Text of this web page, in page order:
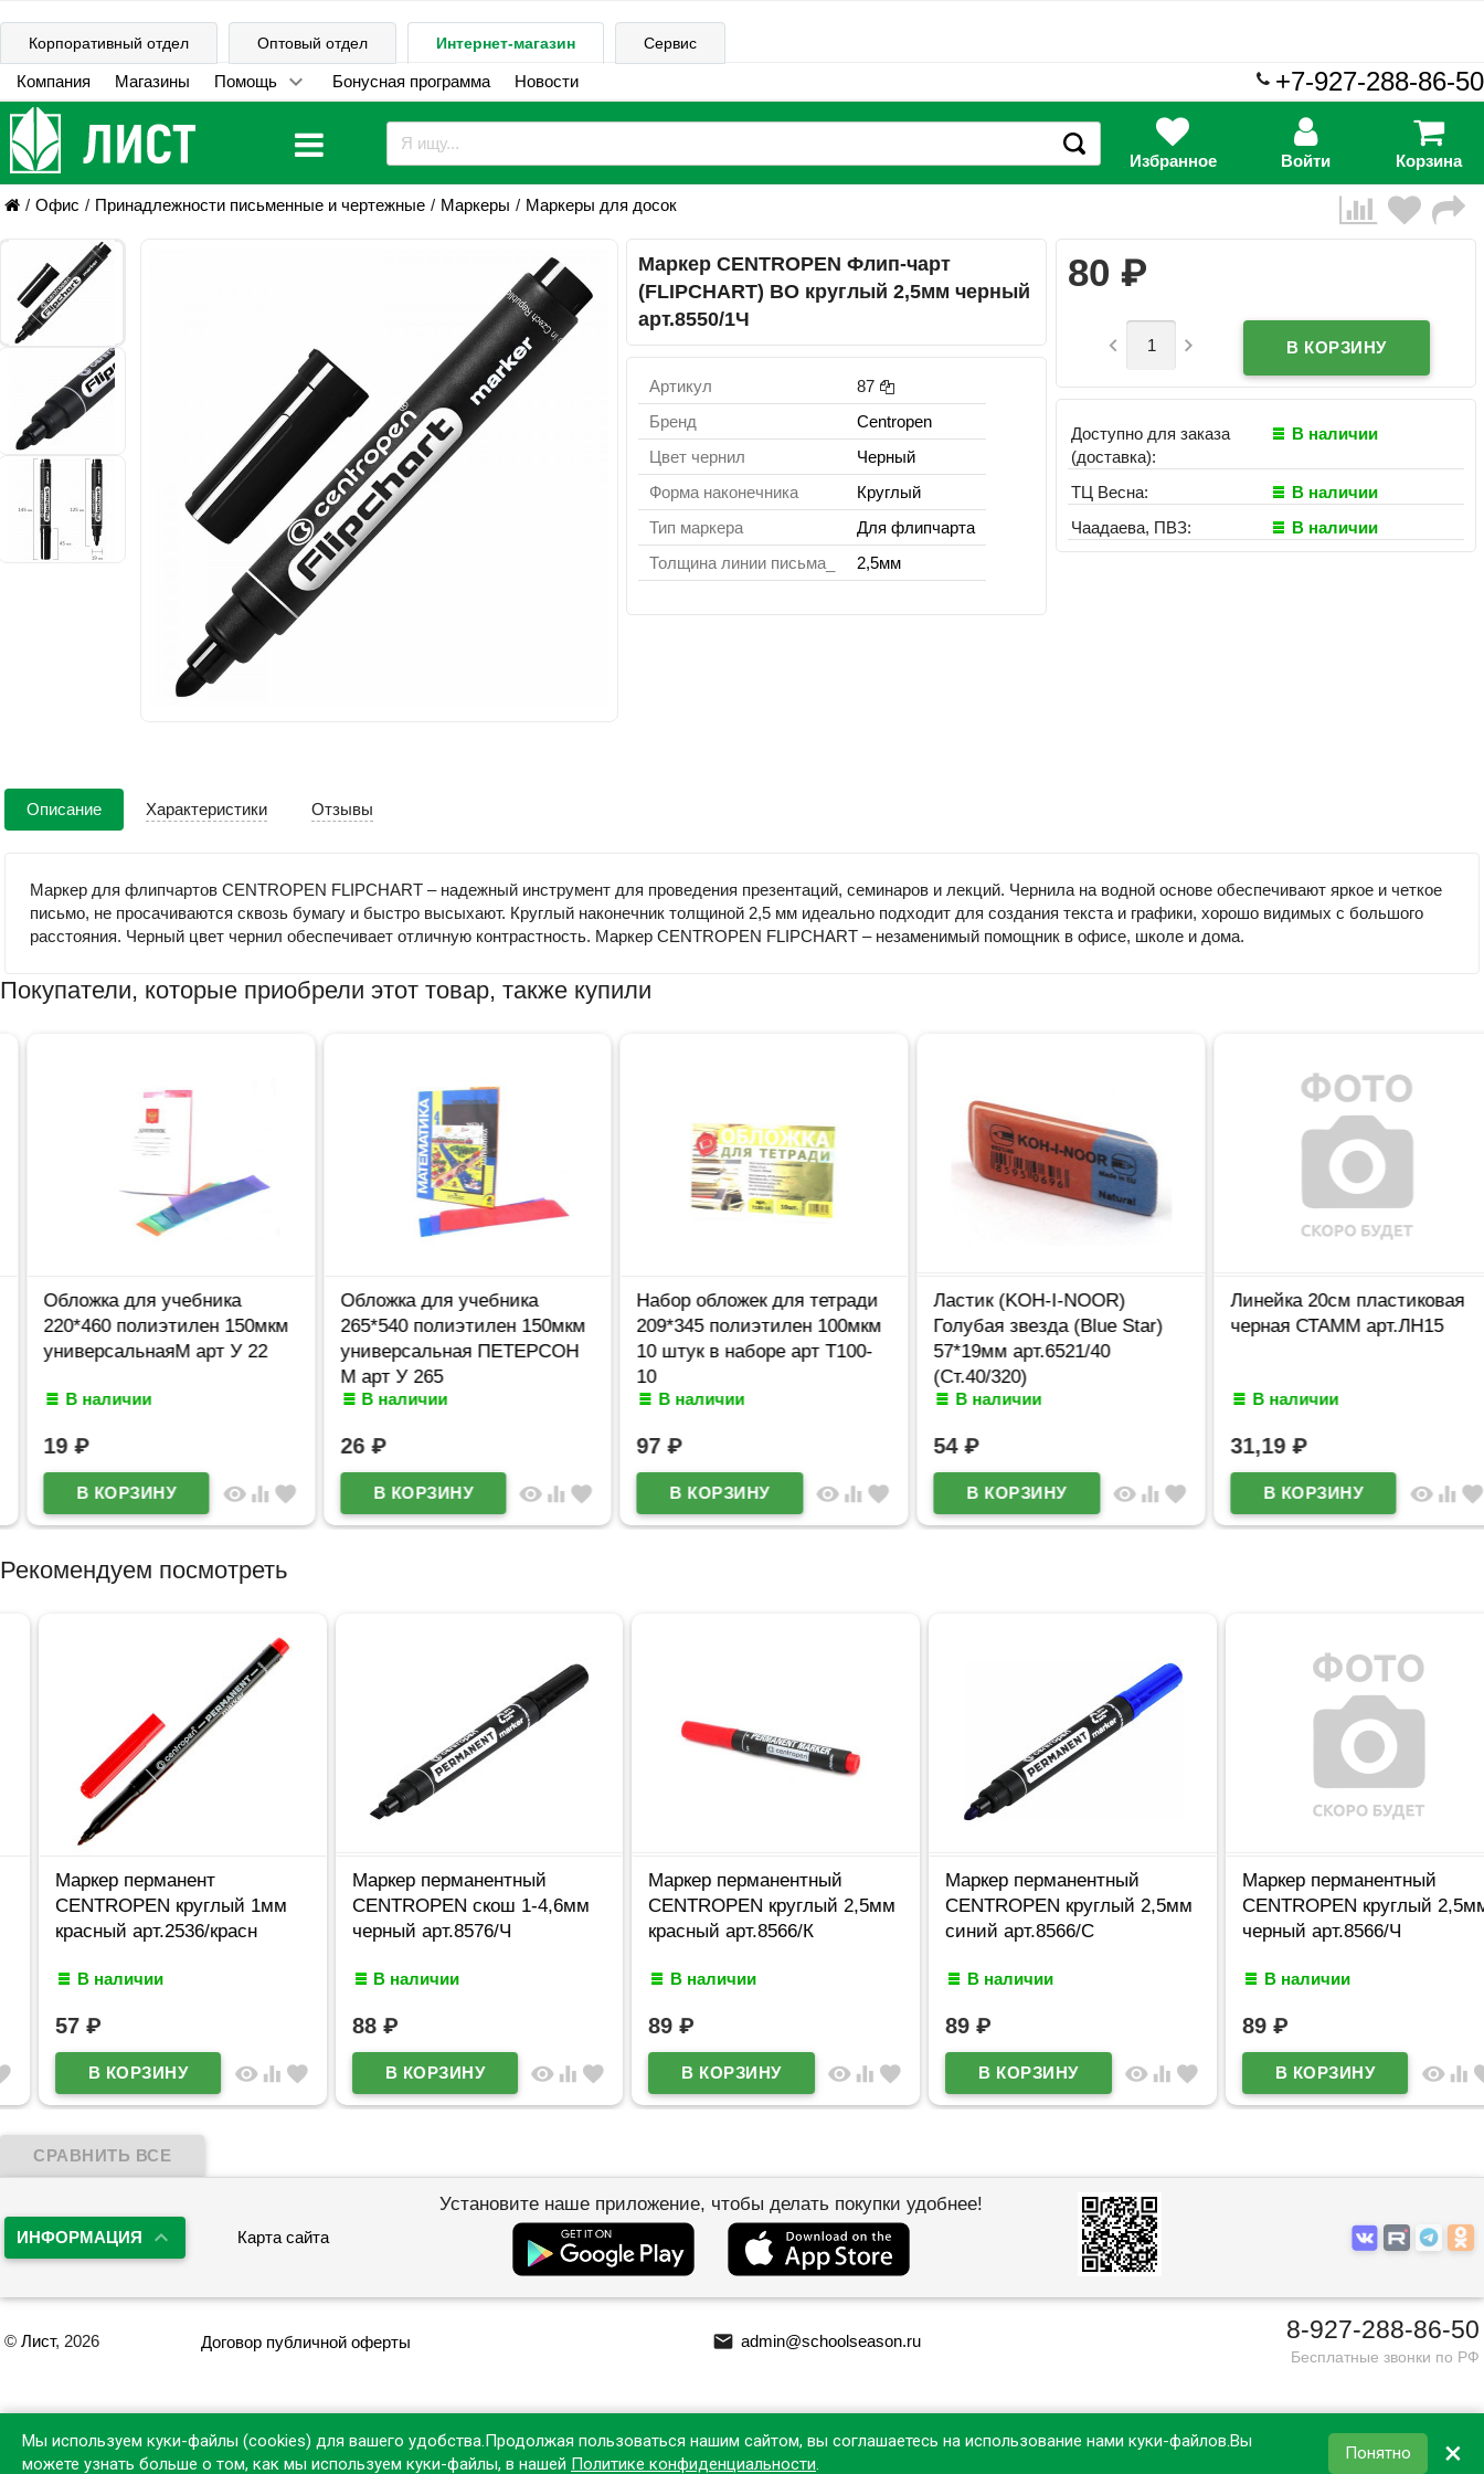
Корпоративный отдел Оптовый отдел Интернет-магазин Сервис
Компания Магазины Помощь Бонусная программа Новости +7-927-288-86-50
Избранное Войти Корзина
Офис Принадлежности письменные и чертежные Маркеры Маркеры для досок
Маркер CENTROPEN Флип-чарт
(FLIPCHART) ВО круглый 2,5мм черный
арт.8550/1Ч
Артикул
87
Бренд
Centropen
Цвет чернил
Черный
Форма наконечника
Круглый
Тип маркера
Для флипчарта
Толщина линии письма_
2,5мм
80 ₽
 
Доступно для заказа
(доставка):
В наличии
ТЦ Весна:
В наличии
Чаадаева, ПВЗ:
В наличии
Описание Характеристики Отзывы
Маркер для флипчартов CENTROPEN FLIPCHART – надежный инструмент для проведения презентаций, семинаров и лекций. Чернила на водной основе обеспечивают яркое и четкое
письмо, не просачиваются сквозь бумагу и быстро высыхают. Круглый наконечник толщиной 2,5 мм идеально подходит для создания текста и графики, хорошо видимых с большого
расстояния. Черный цвет чернил обеспечивает отличную контрастность. Маркер CENTROPEN FLIPCHART – незаменимый помощник в офисе, школе и дома.
Покупатели, которые приобрели этот товар, также купили
Обложка для учебника
220*460 полиэтилен 150мкм
универсальнаяМ арт У 22
В наличии
19₽
visibilityequalizer favorite
Обложка для учебника
265*540 полиэтилен 150мкм
универсальная ПЕТЕРСОН
М арт У 265
В наличии
26₽
visibilityequalizer favorite
Набор обложек для тетради
209*345 полиэтилен 100мкм
10 штук в наборе арт Т100-
В наличии
97₽
visibilityequalizer favorite
Ластик (KOH-I-NOOR)
Голубая звезда (Blue Star)
57*19мм арт.6521/40
(Ст.40/320)
В наличии
54₽
visibilityequalizer favorite
Линейка 20см пластиковая
черная СТАММ арт.ЛН15
В наличии
31,19₽
visibilityequalizer favorite
Рекомендуем посмотреть
Маркер перманент
CENTROPEN круглый 1мм
красный арт.2536/красн
В наличии
₽
equalizerfavorite
Маркер перманентный
CENTROPEN скош 1-4,6мм
черный арт.8576/Ч
В наличии
₽
equalizerfavorite
Маркер перманентный
CENTROPEN круглый 2,5мм
красный арт.8566/К
В наличии
₽
equalizerfavorite
Маркер перманентный
CENTROPEN круглый 2,5мм
синий арт.8566/С
В наличии
₽
equalizerfavorite
Маркер перманентный
CENTROPEN круглый 2,5мм
черный арт.8566/Ч
В наличии
₽
equalizerfavorite
ИНФОРМАЦИЯ Карта сайта
Установите наше приложение, чтобы делать покупки удобнее!
© Лист, 2026 Договор публичной оферты email admin@schoolseason.ru 8-927-288-86-50
Бесплатные звонки по РФ
Мы используем куки-файлы (cookies) для вашего удобства.Продолжая пользоваться нашим сайтом, вы соглашаетесь на использование нами куки-файлов.Вы
можете узнать больше о том, как мы используем куки-файлы, в нашей Политике конфиденциальности.
Понятно ×